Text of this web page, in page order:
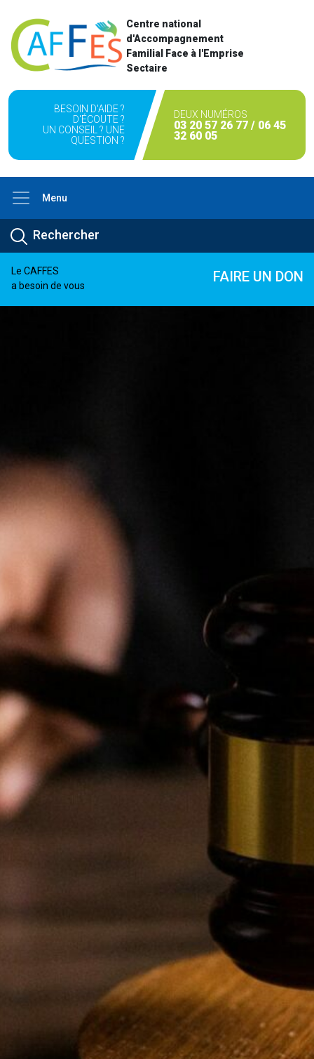
Centre national
d'Accompagnement
Familial Face à l'Emprise
Sectaire
BESOIN D'AIDE ?
D'ÉCOUTE ?
UN CONSEIL ? UNE
QUESTION ?
DEUX NUMÉROS
03 20 57 26 77 / 06 45
32 60 05
Menu
Le CAFFES
a besoin de vous
FAIRE UN DON